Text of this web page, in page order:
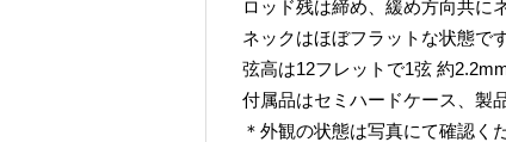
ロッド残は締め、緩め方向共に
ネックはほぼフラットな状態です
弦高は12フレットで1弦 約
付属品はセミハードケース、製
＊外観の状態は写真にて確認く